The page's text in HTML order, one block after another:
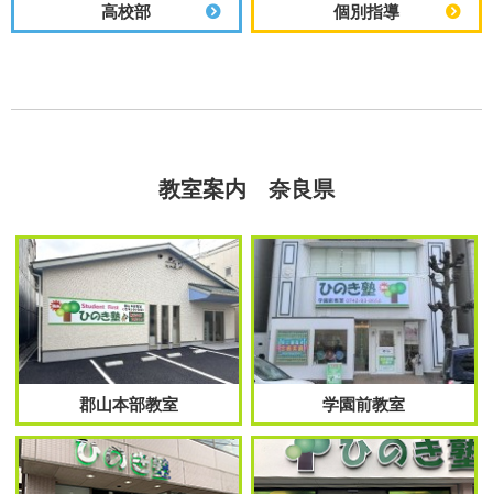
高校部 個別指導
教室案内 奈良県
郡山本部教室 学園前教室